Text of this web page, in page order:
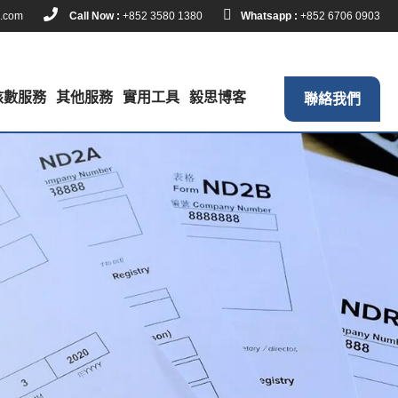
Call Now : +852 3580 1380 Whatsapp : +852 6706 0903
數服務 其他服務 實用工具 毅思博客 聯絡我們